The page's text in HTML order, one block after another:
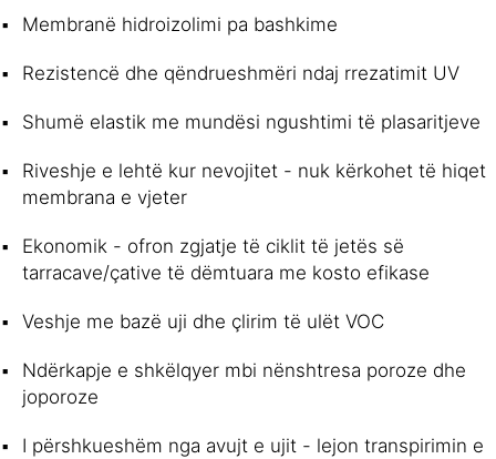
Membranë hidroizolimi pa bashkime
Rezistencë dhe qëndrueshmëri ndaj rrezatimit UV
Shumë elastik me mundësi ngushtimi të plasaritjeve
Riveshje e lehtë kur nevojitet - nuk kërkohet të hiqet
membrana e vjeter
Ekonomik - ofron zgjatje të ciklit të jetës së
tarracave/çative të dëmtuara me kosto efikase
Veshje me bazë uji dhe çlirim të ulët VOC
Ndërkapje e shkëlqyer mbi nënshtresa poroze dhe
joporoze
I përshkueshëm nga avujt e ujit - lejon transpirimin e